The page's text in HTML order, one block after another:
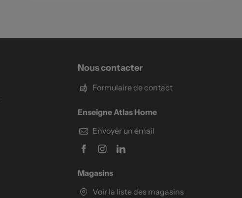
Nous contacter
Formulaire de contact
Enseigne Atlas Home
Envoyer un email
Magasins
Voir la liste des magasins